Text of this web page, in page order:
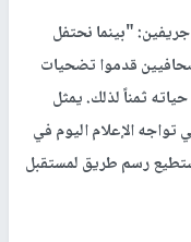
"بينما نحتفل
75 عاماً على تأسيس المعهد، نكرم 7 صحافيين قدموا تضحيات
ثمناً لذلك. يمثل
تواجه الإعلام اليوم في
رسم طريق لمستقبل